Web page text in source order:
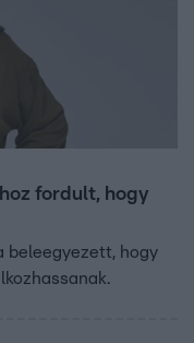
szerelemnek
lennie.
fordult, hogy
beleegyezett, hogy